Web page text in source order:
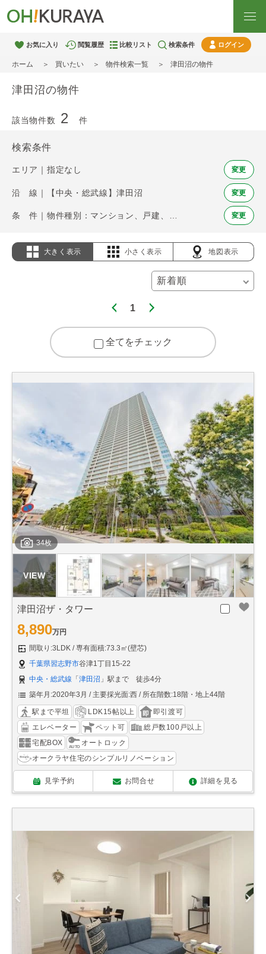
お気に入り 閲覧履歴 比較リスト 検索条件 ログイン
ホーム 買いたい 物件検索一覧 津田沼の物件
津田沼の物件
該当物件数 2 件
検索条件
エリア｜指定なし 変更
沿 線｜【中央・総武線】津田沼 変更
変更
大きく表示 小さく表示 地図表示
1
全てをチェック
34枚
津田沼ザ・タワー
8,890万円
間取り:3LDK
専有面積:73.3㎡(壁芯)
千葉県習志野市谷津1丁目15-22
中央・総武線 「 津田沼 」駅まで 徒歩4分
築年月:2020年3月
主要採光面:西 所在階数:18階・地上44階
駅まで平坦 LDK15帖以上
即引渡可
エレベーター
ペット可
総戸数100戸以上
宅配BOX
オートロック
オークラヤ住宅のシンプルリノベーション
見学予約 お問合せ 詳細を見る